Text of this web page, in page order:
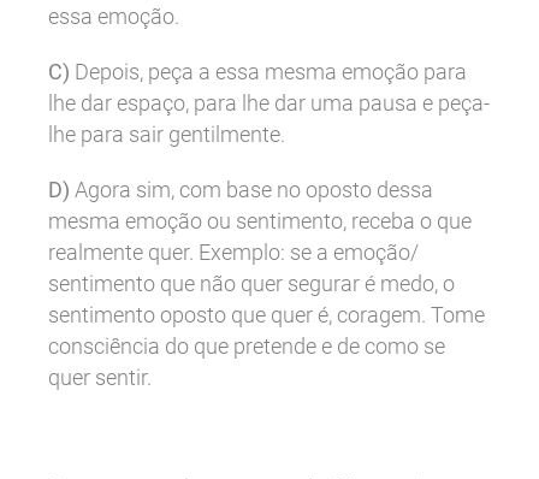
essa emoção.
C) Depois, peça a essa mesma emoção para
lhe dar espaço, para lhe dar uma pausa e peça-
lhe para sair gentilmente.
D) Agora sim, com base no oposto dessa
mesma emoção ou sentimento, receba o que
realmente quer. Exemplo: se a emoção/
sentimento que não quer segurar é medo, o
sentimento oposto que quer é, coragem. Tome
consciência do que pretende e de como se
quer sentir.